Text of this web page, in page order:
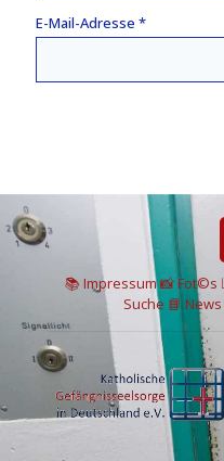
E-Mail-Adresse *
📚 Impressum📸Fot©s
Suche 📘 News